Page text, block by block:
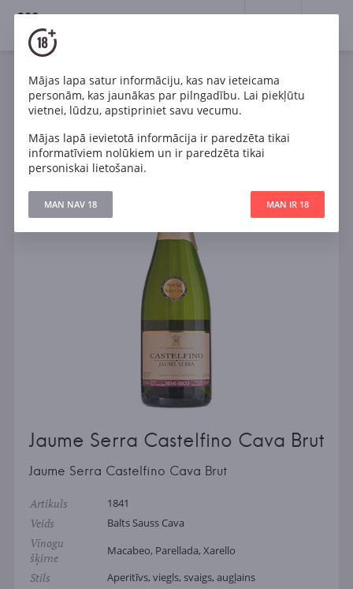
18+
Dzirkstošais Balts Sauss
Spānija
Jaume Serra Castelfino Cava Brut
Jaume Serra Castelfino Cava Brut
Jaume Serra Castelfino Cava Brut
Artikuls 1841
Veids Balts Sauss Cava
Vīnogu
šķirne
Macabeo, Parellada, Xarello
Stils Aperitīvs, viegls, svaigs, augļains
Mājas lapa satur informāciju, kas nav ieteicama
personām, kas jaunākas par pilngadību. Lai piekļūtu
vietnei, lūdzu, apstipriniet savu vecumu.
Mājas lapā ievietotā informācija ir paredzēta tikai
informatīviem nolūkiem un ir paredzēta tikai
personiskai lietošanai.
MAN NAV 18 MAN IR 18